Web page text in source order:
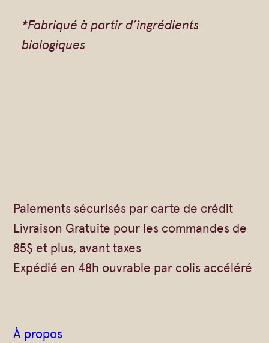
*Fabriqué à partir d’ingrédients
biologiques
t
s
Paiements sécurisés par carte de crédit
Livraison Gratuite pour les commandes de
85$ et plus, avant taxes
Expédié en 48h ouvrable par colis accéléré
À propos